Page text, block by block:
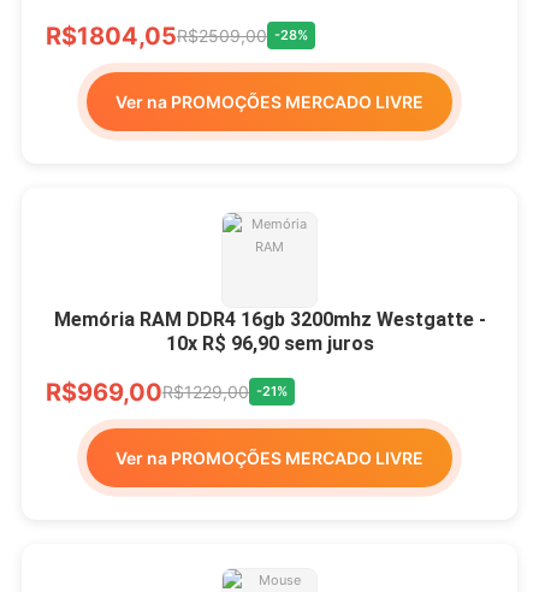
R$1804,05R$2509,00 -28%
Ver na PROMOÇÕES MERCADO LIVRE
Memória RAM DDR4 16gb 3200mhz Westgatte -
10x R$ 96,90 sem juros
R$969,00R$1229,00 -21%
Ver na PROMOÇÕES MERCADO LIVRE